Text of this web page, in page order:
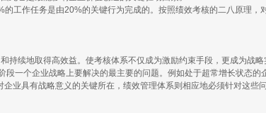
工作任务是由20%的关键行为完成的。按照绩效考核的二八原理，
续地取得高效益。使考核体系不仅成为激励约束手段，更成为战略
一个企业战略上要解决的最主要的问题。例如处于超常增长状态
业具有战略意义的关键所在，绩效管理体系则相应地必须针对这些